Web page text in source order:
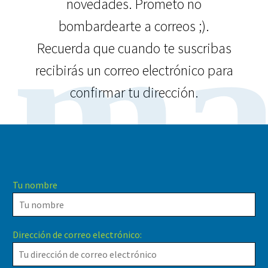
novedades. Prometo no
bombardearte a correos ;).
Recuerda que cuando te suscribas
recibirás un correo electrónico para
confirmar tu dirección.
Tu nombre
Dirección de correo electrónico: